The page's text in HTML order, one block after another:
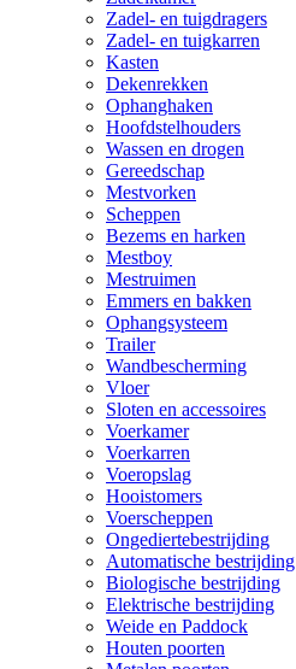
Zadel- en tuigdragers
Zadel- en tuigkarren
Kasten
Dekenrekken
Ophanghaken
Hoofdstelhouders
Wassen en drogen
Gereedschap
Mestvorken
Scheppen
Bezems en harken
Mestboy
Mestruimen
Emmers en bakken
Ophangsysteem
Trailer
Wandbescherming
Vloer
Sloten en accessoires
Voerkamer
Voerkarren
Voeropslag
Hooistomers
Voerscheppen
Ongediertebestrijding
Automatische bestrijding
Biologische bestrijding
Elektrische bestrijding
Weide en Paddock
Houten poorten